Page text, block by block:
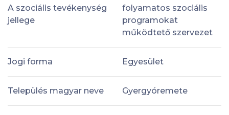
A szociális tevékenység
jellege
folyamatos szociális
programokat
működtető szervezet
Jogi forma Egyesület
Település magyar neve Gyergyóremete